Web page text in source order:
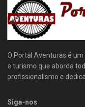
O Portal Aventuras é
e turismo que aborda
profissionalismo e
Siga-nos